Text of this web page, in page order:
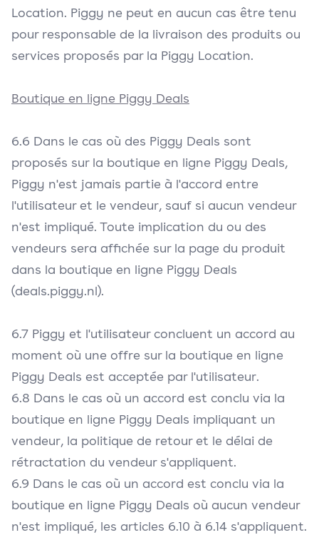
Location. Piggy ne peut en aucun cas être tenu
pour responsable de la livraison des produits ou
services proposés par la Piggy Location.
Boutique en ligne Piggy Deals
6.6 Dans le cas où des Piggy Deals sont
proposés sur la boutique en ligne Piggy Deals,
Piggy n'est jamais partie à l'accord entre
l'utilisateur et le vendeur, sauf si aucun vendeur
n'est impliqué. Toute implication du ou des
vendeurs sera affichée sur la page du produit
dans la boutique en ligne Piggy Deals
(deals.piggy.nl).
6.7 Piggy et l'utilisateur concluent un accord au
moment où une offre sur la boutique en ligne
Piggy Deals est acceptée par l'utilisateur.
6.8 Dans le cas où un accord est conclu via la
boutique en ligne Piggy Deals impliquant un
vendeur, la politique de retour et le délai de
rétractation du vendeur s'appliquent.
6.9 Dans le cas où un accord est conclu via la
boutique en ligne Piggy Deals où aucun vendeur
n'est impliqué, les articles 6.10 à 6.14 s'appliquent.